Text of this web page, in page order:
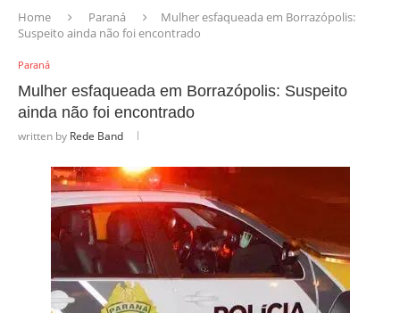
Home Paraná
Mulher esfaqueada em Borrazópolis:
Suspeito ainda não foi encontrado
Paraná
Mulher esfaqueada em Borrazópolis: Suspeito
ainda não foi encontrado
written by Rede Band